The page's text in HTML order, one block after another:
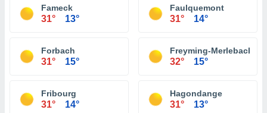
Fameck
31° 13°
Faulquemont
31° 14°
Forbach
31° 15°
Freyming-Merlebach
32° 15°
Fribourg
31° 14°
Hagondange
31° 13°